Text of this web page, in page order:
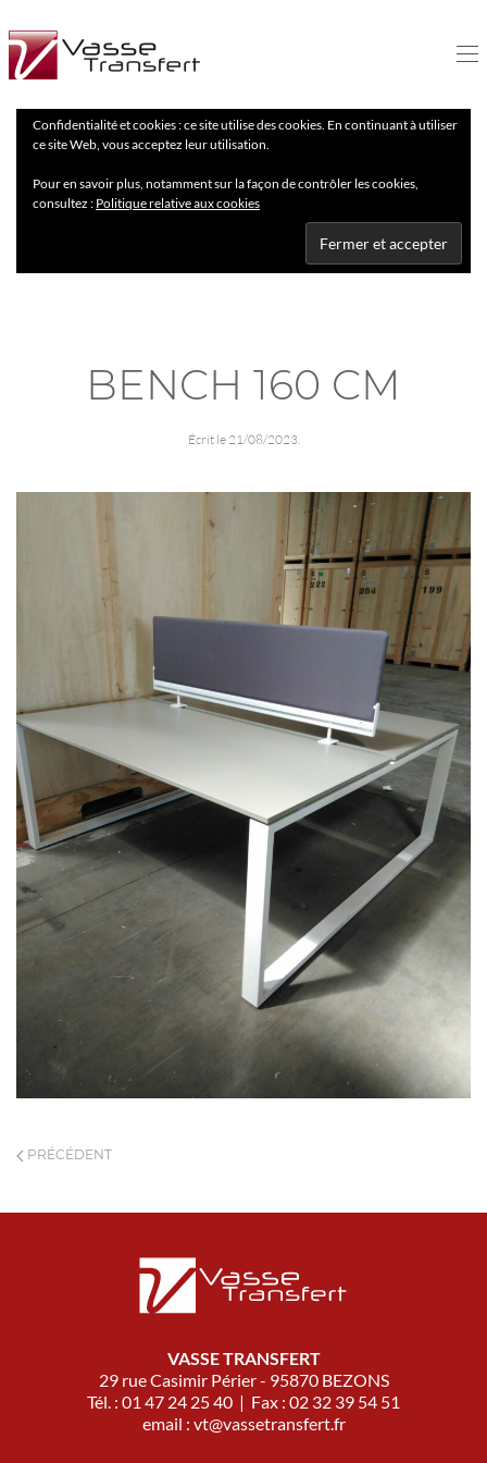
Confidentialité et cookies : ce site utilise des cookies. En continuant à utiliser
ce site Web, vous acceptez leur utilisation.
Pour en savoir plus, notamment sur la façon de contrôler les cookies,
consultez : Politique relative aux cookies
BENCH 160 CM
Écrit le 21/08/2023.
PRÉCÉDENT
VASSE TRANSFERT
29 rue Casimir Périer - 95870 BEZONS
Tél. : 01 47 24 25 40 | Fax : 02 32 39 54 51
email : vt@vassetransfert.fr